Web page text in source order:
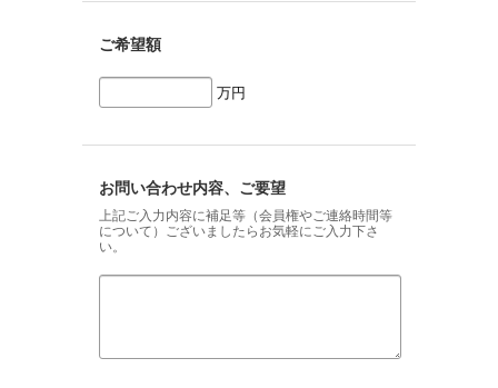
ご希望額
万円
お問い合わせ内容、ご要望
上記ご入力内容に補足等（会員権やご連絡時間等
について）ございましたらお気軽にご入力下さ
い。